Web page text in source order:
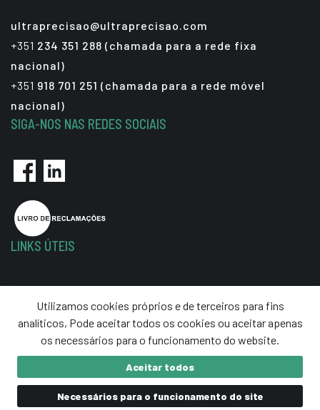
ultraprecisao@ultraprecisao.com
+351 234 351 288 (chamada para a rede fixa
nacional)
+351 918 701 251 (chamada para a rede móvel
nacional)
SIGA-NOS NAS REDES SOCIAIS
LINKS ÚTEIS
Termos e Condições
Resolução de Litígios
© 2020 Ultraprecisão. Todos os direitos reservados. developed bycritec
Utilizamos cookies próprios e de terceiros para fins
analíticos, Pode aceitar todos os cookies ou aceitar apenas
os necessários para o funcionamento do website.
Aceitar todos
Necessários para o funcionamento do site